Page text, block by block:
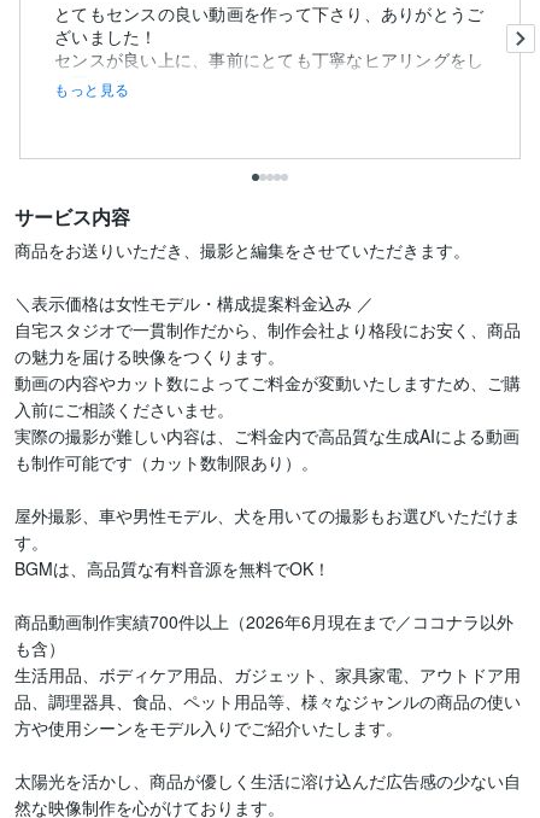
とてもセンスの良い動画を作って下さり、ありがとうご
ざいました！
センスが良い上に、事前にとても丁寧なヒアリングをし
て下さ...
もっと見る
サービス内容
商品をお送りいただき、撮影と編集をさせていただきます。
＼表示価格は女性モデル・構成提案料金込み ／
自宅スタジオで一貫制作だから、制作会社より格段にお安く、商品
の魅力を届ける映像をつくります。
動画の内容やカット数によってご料金が変動いたしますため、ご購
入前にご相談くださいませ。
実際の撮影が難しい内容は、ご料金内で高品質な生成AIによる動画
も制作可能です（カット数制限あり）。
屋外撮影、車や男性モデル、犬を用いての撮影もお選びいただけま
す。
BGMは、高品質な有料音源を無料でOK！
商品動画制作実績700件以上（2026年6月現在まで／ココナラ以外
も含）
生活用品、ボディケア用品、ガジェット、家具家電、アウトドア用
品、調理器具、食品、ペット用品等、様々なジャンルの商品の使い
方や使用シーンをモデル入りでご紹介いたします。
太陽光を活かし、商品が優しく生活に溶け込んだ広告感の少ない自
然な映像制作を心がけております。